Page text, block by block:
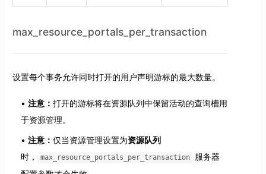
max_resource_portals_per_transaction
设置每个事务允许同时打开的用户声明游标的最大数量。
注意： 打开的游标将在资源队列中保留活动的查询槽用
于资源管理。
注意： 仅当资源管理设置为资源队列
时，
max_resource_portals_per_transaction
服务器